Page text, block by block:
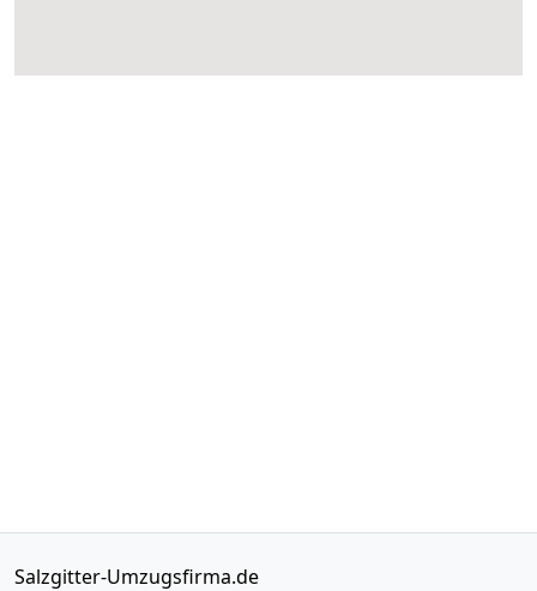
Salzgitter-Umzugsfirma.de